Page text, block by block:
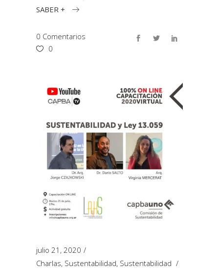
SABER +
0 Comentarios
0
julio 21, 2020
Charlas, Sustentabilidad, Sustentabilidad